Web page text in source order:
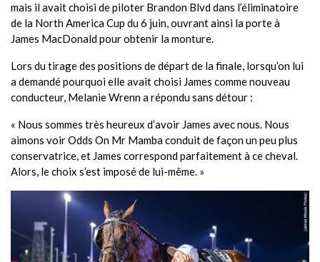
mais il avait choisi de piloter Brandon Blvd dans l’éliminatoire
de la North America Cup du 6 juin, ouvrant ainsi la porte à
James MacDonald pour obtenir la monture.
Lors du tirage des positions de départ de la finale, lorsqu’on lui
a demandé pourquoi elle avait choisi James comme nouveau
conducteur, Melanie Wrenn a répondu sans détour :
« Nous sommes très heureux d’avoir James avec nous. Nous
aimons voir Odds On Mr Mamba conduit de façon un peu plus
conservatrice, et James correspond parfaitement à ce cheval.
Alors, le choix s’est imposé de lui-même. »